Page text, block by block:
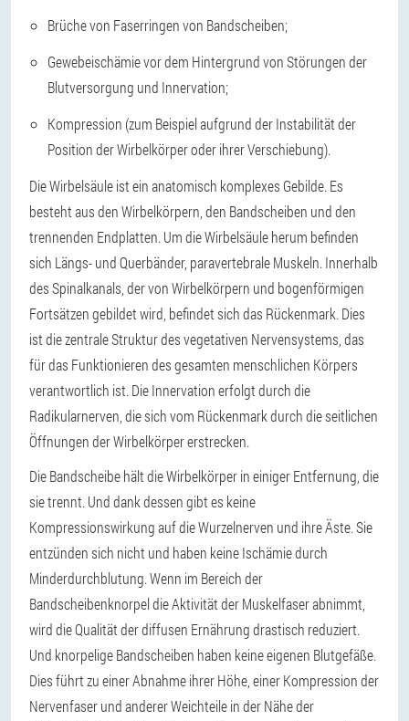
Brüche von Faserringen von Bandscheiben;
Gewebeischämie vor dem Hintergrund von Störungen der
Blutversorgung und Innervation;
Kompression (zum Beispiel aufgrund der Instabilität der
Position der Wirbelkörper oder ihrer Verschiebung).
Die Wirbelsäule ist ein anatomisch komplexes Gebilde. Es
besteht aus den Wirbelkörpern, den Bandscheiben und den
trennenden Endplatten. Um die Wirbelsäule herum befinden
sich Längs- und Querbänder, paravertebrale Muskeln. Innerhalb
des Spinalkanals, der von Wirbelkörpern und bogenförmigen
Fortsätzen gebildet wird, befindet sich das Rückenmark. Dies
ist die zentrale Struktur des vegetativen Nervensystems, das
für das Funktionieren des gesamten menschlichen Körpers
verantwortlich ist. Die Innervation erfolgt durch die
Radikularnerven, die sich vom Rückenmark durch die seitlichen
Öffnungen der Wirbelkörper erstrecken.
Die Bandscheibe hält die Wirbelkörper in einiger Entfernung, die
sie trennt. Und dank dessen gibt es keine
Kompressionswirkung auf die Wurzelnerven und ihre Äste. Sie
entzünden sich nicht und haben keine Ischämie durch
Minderdurchblutung. Wenn im Bereich der
Bandscheibenknorpel die Aktivität der Muskelfaser abnimmt,
wird die Qualität der diffusen Ernährung drastisch reduziert.
Und knorpelige Bandscheiben haben keine eigenen Blutgefäße.
Dies führt zu einer Abnahme ihrer Höhe, einer Kompression der
Nervenfaser und anderer Weichteile in der Nähe der